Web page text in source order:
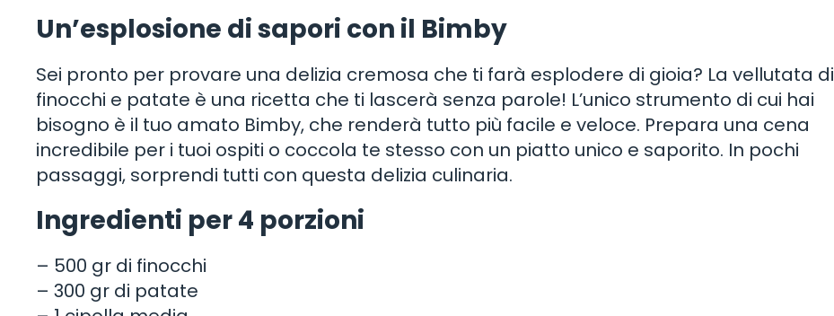
Un’esplosione di sapori con il Bimby
Sei pronto per provare una delizia cremosa che ti farà esplodere di gioia? La vellutata di
finocchi e patate è una ricetta che ti lascerà senza parole! L’unico strumento di cui hai
bisogno è il tuo amato Bimby, che renderà tutto più facile e veloce. Prepara una cena
incredibile per i tuoi ospiti o coccola te stesso con un piatto unico e saporito. In pochi
passaggi, sorprendi tutti con questa delizia culinaria.
Ingredienti per 4 porzioni
– 500 gr di finocchi
– 300 gr di patate